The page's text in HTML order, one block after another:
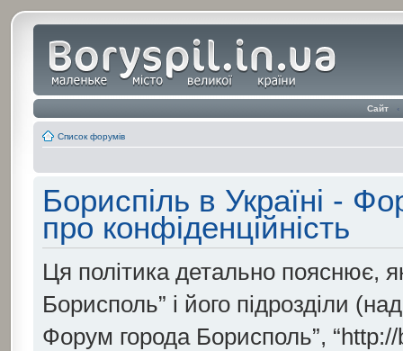
Сайт ‹
Список форумів
Бориспіль в Україні -
про конфіденційність
Ця політика детально пояснює,
Борисполь” і його підрозділи
Форум города Борисполь”,